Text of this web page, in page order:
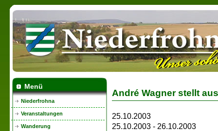
Menü
Niederfrohna
Veranstaltungen
Wanderung
André Wagner stellt
25.10.2003
25.10.2003 - 26.10.2003